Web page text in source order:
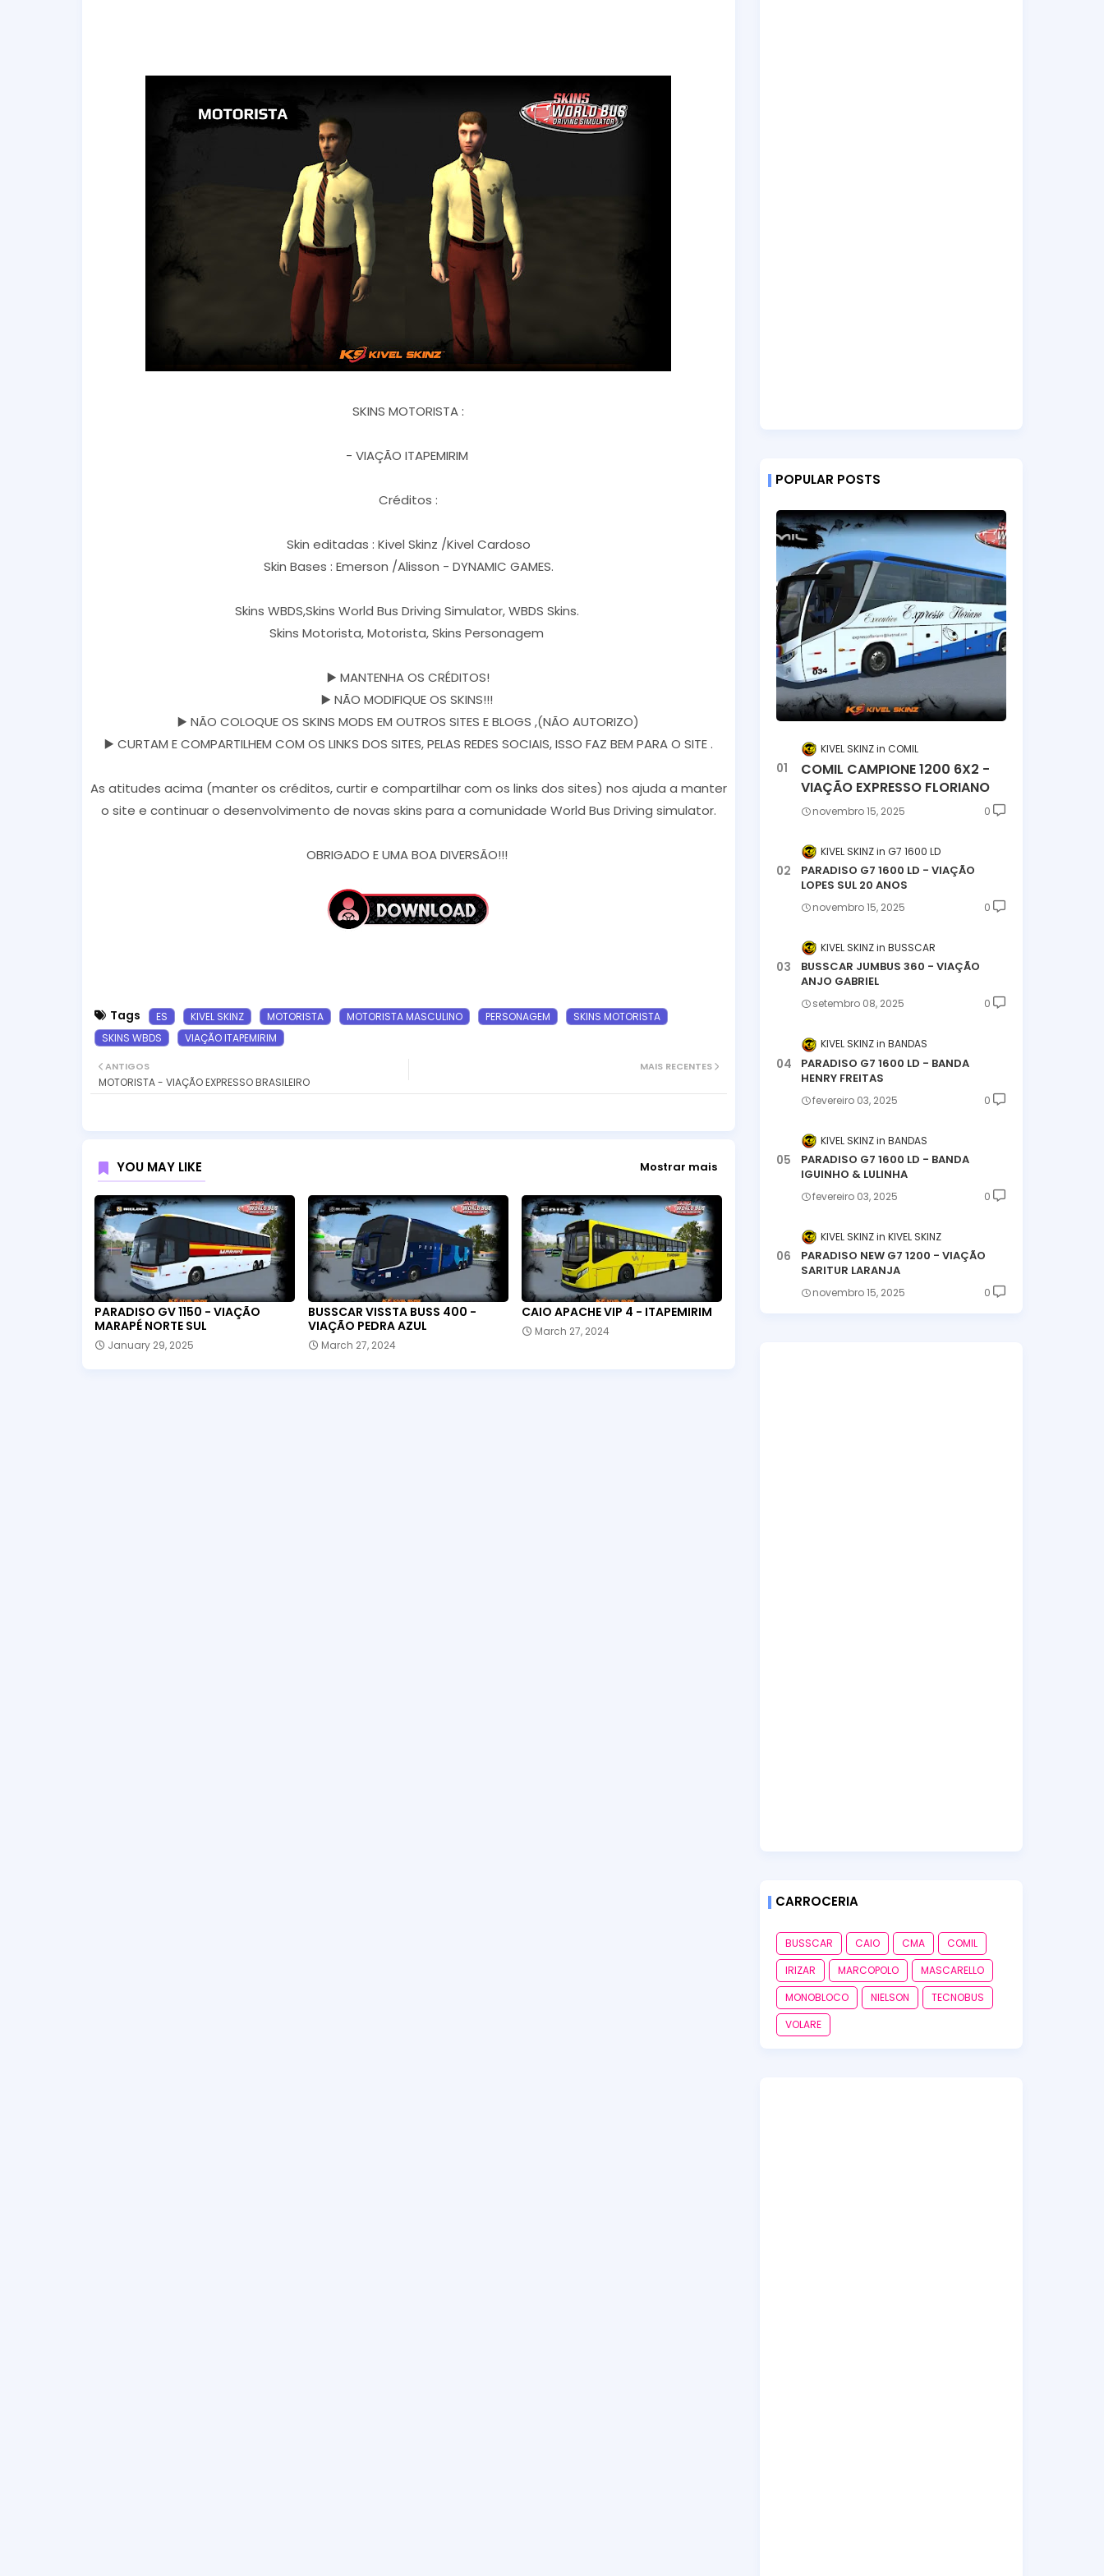
SKINS MOTORISTA :
- VIAÇÃO ITAPEMIRIM
Créditos :
Skin editadas : Kivel Skinz /Kivel Cardoso
Skin Bases : Emerson /Alisson - DYNAMIC GAMES.
Skins WBDS,Skins World Bus Driving Simulator, WBDS Skins.
Skins Motorista, Motorista, Skins Personagem
▶️ MANTENHA OS CRÉDITOS!
▶️ NÃO MODIFIQUE OS SKINS!!!
▶️ NÃO COLOQUE OS SKINS MODS EM OUTROS SITES E BLOGS ,(NÃO AUTORIZO)
▶️ CURTAM E COMPARTILHEM COM OS LINKS DOS SITES, PELAS REDES SOCIAIS, ISSO FAZ BEM PARA O SITE .
As atitudes acima (manter os créditos, curtir e compartilhar com os links dos sites) nos ajuda a manter
o site e continuar o desenvolvimento de novas skins para a comunidade World Bus Driving simulator.
OBRIGADO E UMA BOA DIVERSÃO!!!
Tags ES KIVEL SKINZ MOTORISTA MOTORISTA MASCULINO PERSONAGEM
SKINS MOTORISTA
SKINS WBDS
VIAÇÃO ITAPEMIRIM
MAIS RECENTES
ANTIGOS
MOTORISTA - VIAÇÃO EXPRESSO BRASILEIRO
YOU MAY LIKE Mostrar mais
PARADISO GV 1150 - VIAÇÃO
MARAPÉ NORTE SUL
January 29, 2025
BUSSCAR VISSTA BUSS 400 -
VIAÇÃO PEDRA AZUL
March 27, 2024
CAIO APACHE VIP 4 - ITAPEMIRIM
March 27, 2024
POPULAR POSTS
KIVEL SKINZ COMIL
COMIL CAMPIONE 1200 6X2 -
VIAÇÃO EXPRESSO FLORIANO
novembro 15, 2025 0
KIVEL SKINZ G7 1600 LD
PARADISO G7 1600 LD - VIAÇÃO
LOPES SUL 20 ANOS
novembro 15, 2025 0
KIVEL SKINZ BUSSCAR
BUSSCAR JUMBUS 360 - VIAÇÃO
ANJO GABRIEL
setembro 08, 2025 0
KIVEL SKINZ BANDAS
PARADISO G7 1600 LD - BANDA
HENRY FREITAS
fevereiro 03, 2025 0
KIVEL SKINZ BANDAS
PARADISO G7 1600 LD - BANDA
IGUINHO & LULINHA
fevereiro 03, 2025 0
KIVEL SKINZ KIVEL SKINZ
PARADISO NEW G7 1200 - VIAÇÃO
SARITUR LARANJA
novembro 15, 2025 0
CARROCERIA
BUSSCAR CAIO CMA
COMIL
IRIZAR
MARCOPOLO
MASCARELLO
MONOBLOCO
NIELSON
TECNOBUS
VOLARE